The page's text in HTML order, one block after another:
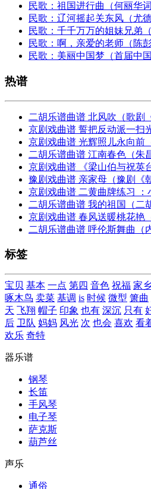
民歌：祖国进行曲（何丽华词
民歌：辽河摇起关东风（尤
民歌：千千万万的姐妹兄弟
民歌：啊，亲爱的老师（陈
民歌：美丽中国梦（首届中
热谱
二胡乐谱曲谱 北风吹（歌剧
京剧戏曲谱 誓把反动派一扫
京剧戏曲谱 光辉照儿永向前
二胡乐谱曲谱 江南春色（朱
京剧戏曲谱 《梁山伯与祝英
豫剧戏曲谱 亲家母（豫剧《
京剧戏曲谱 二黄曲牌练习 ：
二胡乐谱曲谱 我的祖国（二
京剧戏曲谱 春风送暖桃花艳
二胡乐谱曲谱 呼伦斯舞曲（
标签
宝贝 基本 一点 第四 音色 祝福 家
啄木鸟 卖菜 基调 is 时候 微型 箫曲
天 飞翔 帽子 印象 也有 深沉 只有
后 卫队 妈妈 风光 次 也会 喜欢 看
欢乐 奇特
器乐谱
钢琴
长笛
手风琴
电子琴
萨克斯
葫芦丝
声乐
通俗